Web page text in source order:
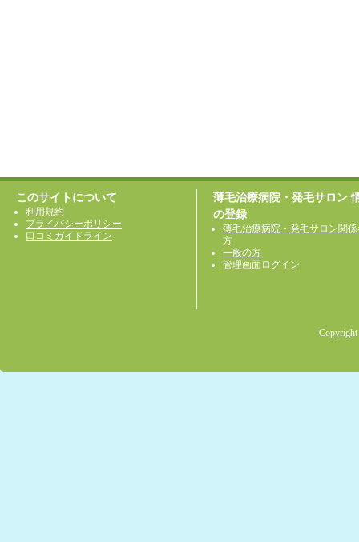
このサイトについて
利用規約
プライバシーポリシー
口コミガイドライン
薄毛治療病院・発毛サロン
の登録
薄毛治療病院・発毛サロン関
方
一般の方
管理画面ログイン
Copyright